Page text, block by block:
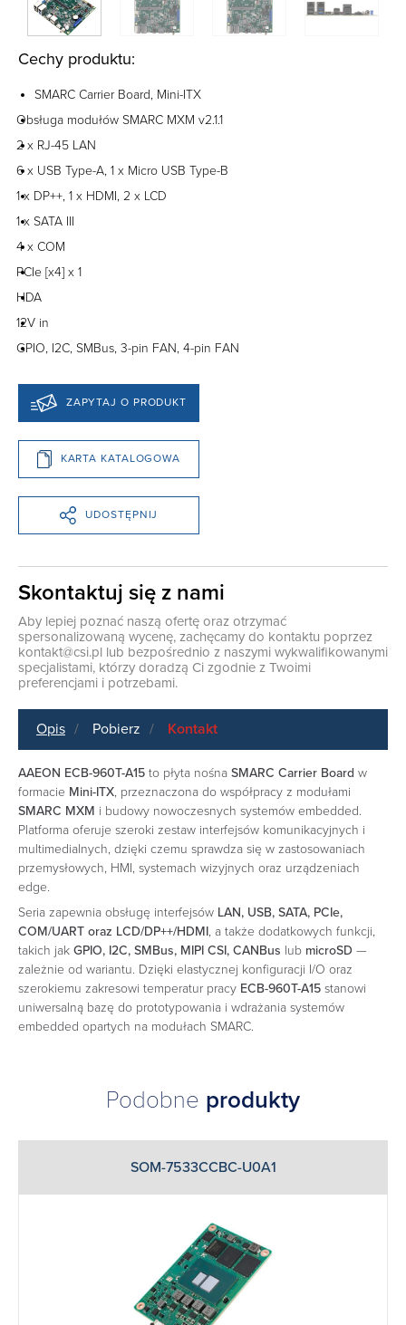
Cechy produktu:
SMARC Carrier Board, Mini-ITX
Obsługa modułów SMARC MXM v2.1.1
2 x RJ-45 LAN
6 x USB Type-A, 1 x Micro USB Type-B
1 x DP++, 1 x HDMI, 2 x LCD
1 x SATA III
4 x COM
PCIe [x4] x 1
HDA
12V in
GPIO, I2C, SMBus, 3-pin FAN, 4-pin FAN
ZAPYTAJ O PRODUKT
KARTA KATALOGOWA
UDOSTĘPNIJ
Skontaktuj się z nami
Aby lepiej poznać naszą ofertę oraz otrzymać
spersonalizowaną wycenę, zachęcamy do kontaktu poprzez
kontakt@csi.pl lub bezpośrednio z naszymi wykwalifikowanymi
specjalistami, którzy doradzą Ci zgodnie z Twoimi
preferencjami i potrzebami.
Opis Pobierz Kontakt
AAEON ECB-960T-A15 to płyta nośna SMARC Carrier Board w
formacie Mini-ITX, przeznaczona do współpracy z modułami
SMARC MXM i budowy nowoczesnych systemów embedded.
Platforma oferuje szeroki zestaw interfejsów komunikacyjnych i
multimedialnych, dzięki czemu sprawdza się w zastosowaniach
przemysłowych, HMI, systemach wizyjnych oraz urządzeniach
edge.
Seria zapewnia obsługę interfejsów LAN, USB, SATA, PCIe,
COM/UART oraz LCD/DP++/HDMI, a także dodatkowych funkcji,
takich jak GPIO, I2C, SMBus, MIPI CSI, CANBus lub microSD —
zależnie od wariantu. Dzięki elastycznej konfiguracji I/O oraz
szerokiemu zakresowi temperatur pracy ECB-960T-A15 stanowi
uniwersalną bazę do prototypowania i wdrażania systemów
embedded opartych na modułach SMARC.
Podobne produkty
SOM-7533CCBC-U0A1